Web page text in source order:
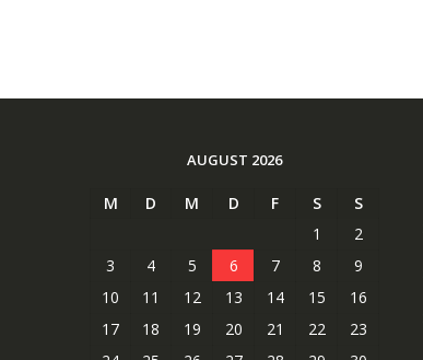
AUGUST 2026
M D M D F S
S
1
2
3
4 5 6 7 8
9
10
11 12 13 14 15
16
17
18 19 20 21 22
23